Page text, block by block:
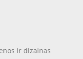
ir dizainas